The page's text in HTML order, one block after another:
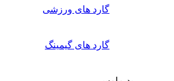
گارد های ورزشی
گارد های گیمینگ